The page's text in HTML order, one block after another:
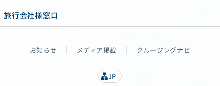
旅行会社様窓口
お知らせ メディア掲載 クルージングナビ
lanJP